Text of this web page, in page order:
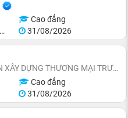
Cao đẳng
31/08/2026
CÔNG TY TNHH PHÁT TRIỂN XÂY DỰNG THƯƠNG MẠI TRƯỜNG LONG
Cao đẳng
31/08/2026